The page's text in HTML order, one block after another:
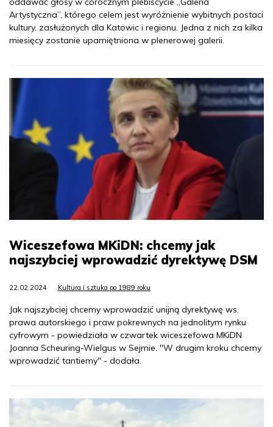
Artystyczna”, którego celem jest wyróżnienie wybitnych postaci
kultury, zasłużonych dla Katowic i regionu. Jedna z nich za kilka
miesięcy zostanie upamiętniona w plenerowej galerii.
Wiceszefowa MKiDN: chcemy jak
najszybciej wprowadzić dyrektywę DSM
22.02.2024 Kultura i sztuka po 1989 roku
Jak najszybciej chcemy wprowadzić unijną dyrektywę ws.
prawa autorskiego i praw pokrewnych na jednolitym rynku
cyfrowym - powiedziała w czwartek wiceszefowa MKiDN
Joanna Scheuring-Wielgus w Sejmie. "W drugim kroku chcemy
wprowadzić tantiemy" - dodała.